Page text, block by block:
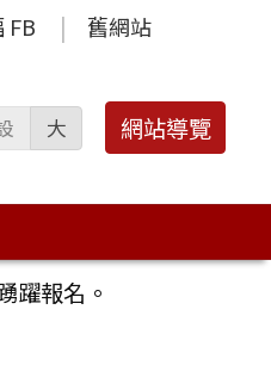
FB 舊網站
大 網站導覽
躍報名。